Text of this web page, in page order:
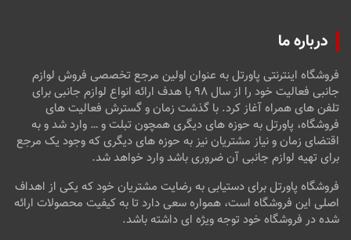
درباره ما
فروشگاه اینترنتی پاورتل به عنوان اولین مرجع تخصصی فروش لوازم
جانبی فعالیت خود را از سال ۹۸ با هدف ارائه انواع لوازم جانبی برای
تلفن های همراه آغاز کرد. با گذشت زمان و گسترش فعالیت های
فروشگاه، پاورتل به حوزه های دیگری همچون تبلت و … وارد شد و به
اقتضای زمان و نیاز مشتریان نیز به حوزه های دیگری که وجود یک مرجع
برای تهیه لوازم جانبی آن ضروری باشد وارد خواهد شد.
فروشگاه پاورتل برای دستیابی به رضایت مشتریان خود که یکی از اهداف
اصلی این فروشگاه است، همواره سعی دارد تا به کیفیت محصولات ارائه
شده در فروشگاه خود توجه ویژه ای داشته باشد.